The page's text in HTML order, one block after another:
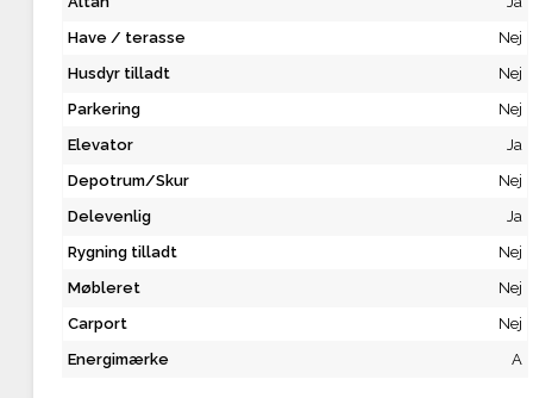
Have / terasse
Nej
Husdyr tilladt
Nej
Parkering
Nej
Elevator
Ja
Depotrum/Skur
Nej
Delevenlig
Ja
Rygning tilladt
Nej
Møbleret
Nej
Carport
Nej
Energimærke
A